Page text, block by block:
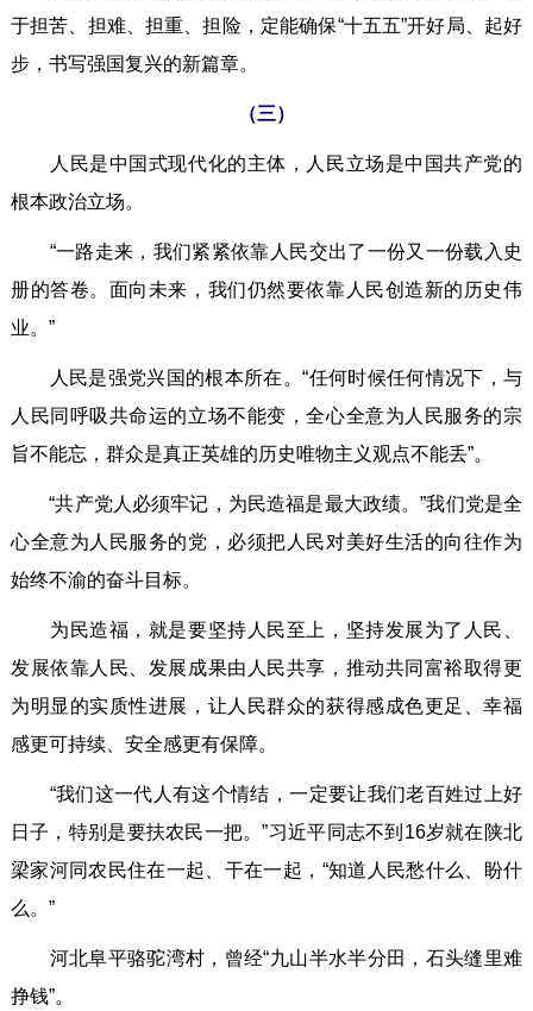
于担苦、担难、担重、担险，定能确保“十五五”开好局、起好
步，书写强国复兴的新篇章。
（三）
人民是中国式现代化的主体，人民立场是中国共产党的
根本政治立场。
“一路走来，我们紧紧依靠人民交出了一份又一份载入史
册的答卷。面向未来，我们仍然要依靠人民创造新的历史伟
业。”
人民是强党兴国的根本所在。“任何时候任何情况下，与
人民同呼吸共命运的立场不能变，全心全意为人民服务的宗
旨不能忘，群众是真正英雄的历史唯物主义观点不能丢”。
“共产党人必须牢记，为民造福是最大政绩。”我们党是全
心全意为人民服务的党，必须把人民对美好生活的向往作为
始终不渝的奋斗目标。
为民造福，就是要坚持人民至上，坚持发展为了人民、
发展依靠人民、发展成果由人民共享，推动共同富裕取得更
为明显的实质性进展，让人民群众的获得感成色更足、幸福
感更可持续、安全感更有保障。
“我们这一代人有这个情结，一定要让我们老百姓过上好
日子，特别是要扶农民一把。”习近平同志不到16岁就在陕北
梁家河同农民住在一起、干在一起，“知道人民愁什么、盼什
么。”
河北阜平骆驼湾村，曾经“九山半水半分田，石头缝里难
挣钱”。